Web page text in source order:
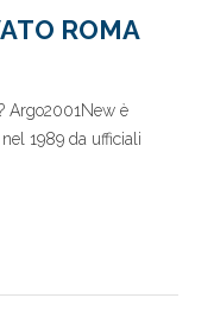
ROMA
Argo2001New è
1989 da ufficiali